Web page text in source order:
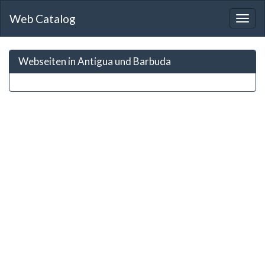
Web Catalog
Webseiten in Antigua und Barbuda